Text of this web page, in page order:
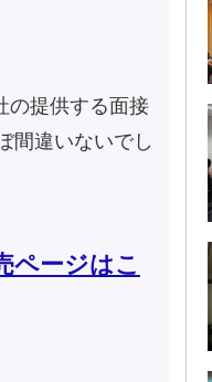
の提供する面接
間違いないでし
ページはこ